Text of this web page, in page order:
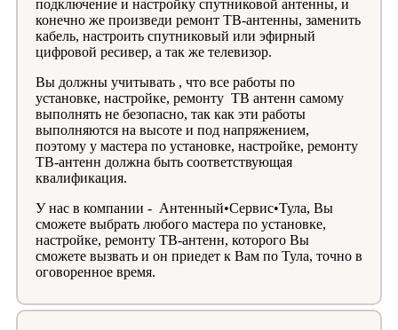
подключение и настройку спутниковой антенны, и
конечно же произведи ремонт ТВ-антенны, заменить
кабель, настроить спутниковый или эфирный
цифровой ресивер, а так же телевизор.
Вы должны учитывать , что все работы по
установке, настройке, ремонту ТВ антенн самому
выполнять не безопасно, так как эти работы
выполняются на высоте и под напряжением,
поэтому у мастера по установке, настройке, ремонту
ТВ-антенн должна быть соответствующая
квалификация.
У нас в компании - Антенный•Сервис•Тула, Вы
сможете выбрать любого мастера по установке,
настройке, ремонту ТВ-антенн, которого Вы
сможете вызвать и он приедет к Вам по Тула, точно в
оговоренное время.